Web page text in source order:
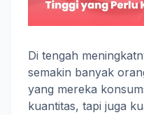
Di tengah
semakin banyak
yang mereka
kuantitas, tapi juga